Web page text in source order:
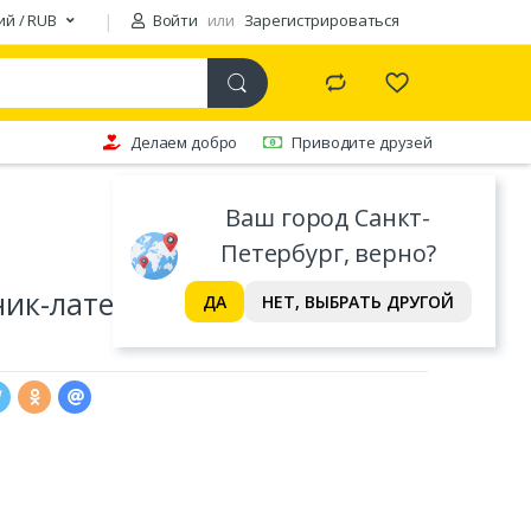
/ RUB Войти или Зарегистрироваться
Ваш город Санкт-
Петербург, верно?
ДА НЕТ, ВЫБРАТЬ ДРУГОЙ
Делаем добро Приводите друзей
латекс h 6см в чехле